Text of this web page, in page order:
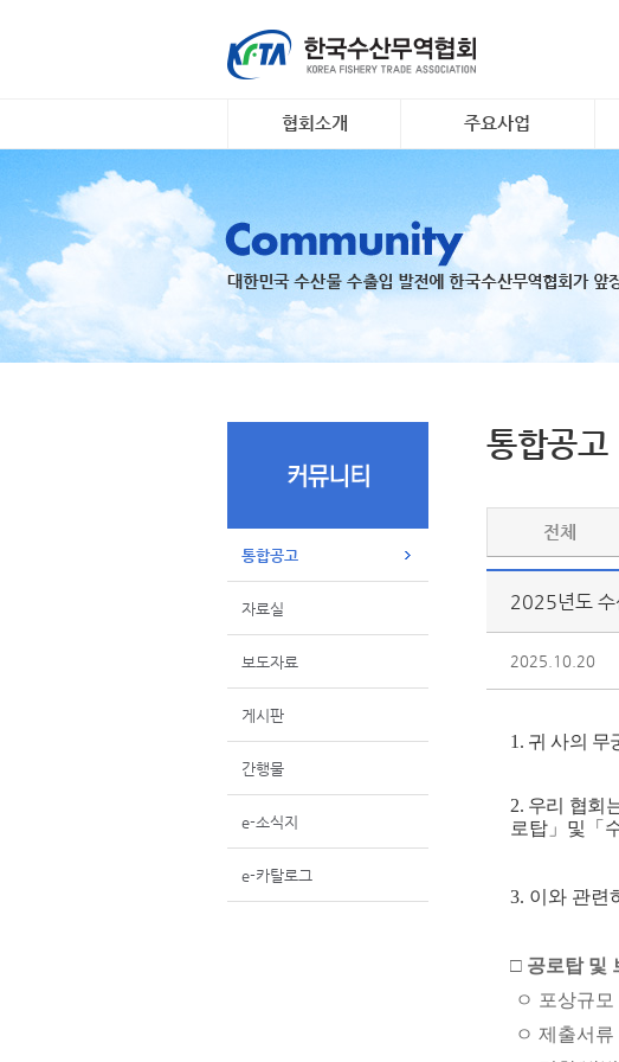
협회소개
조직도
회원명부
유관기관·사업
주요사업
대일 김 수출 촉진 사업
리스크안전망 구축
수출기업 맞춤형 해외시
장조사
K- 씨푸드 인바운드 마케
지원
통합공고
자료실
보도자료
게시판
간행물
e-소식지
e-카탈로그
통합공고
전체
2025년도 수
2025.10.20
1. 귀 사의 무
2. 우리 협회
로탑」및「
3. 이와 관련
□ 공로탑 및
ㅇ 포상규
ㅇ 제출서